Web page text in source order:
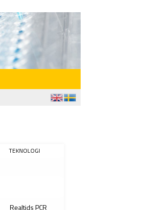
TEKNOLOGI
Realtids PCR